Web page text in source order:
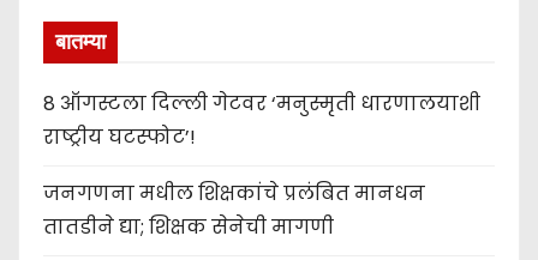
बातम्या
8 ऑगस्टला दिल्ली गेटवर ‘मनुस्मृती धारणालयाशी
राष्ट्रीय घटस्फोट’!
जनगणना मधील शिक्षकांचे प्रलंबित मानधन
तातडीने द्या; शिक्षक सेनेची मागणी